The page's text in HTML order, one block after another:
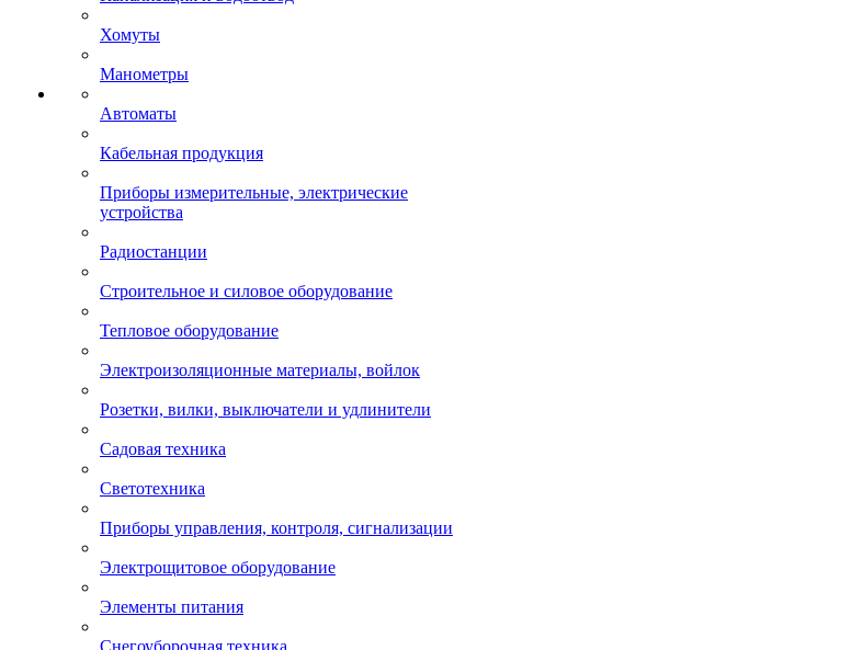
Хомуты
Манометры
Автоматы
Кабельная продукция
Приборы измерительные, электрические
устройства
Радиостанции
Строительное и силовое оборудование
Тепловое оборудование
Электроизоляционные материалы, войлок
Розетки, вилки, выключатели и удлинители
Садовая техника
Светотехника
Приборы управления, контроля, сигнализации
Электрощитовое оборудование
Элементы питания
Снегоуборочная техника